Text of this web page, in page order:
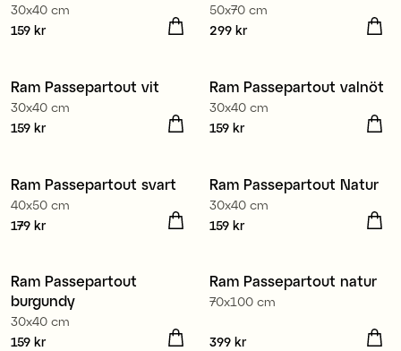
30x40 cm
Pris :159 kr
159 kr
50x70 cm
Pris :299 kr
299 kr
3 för 2
Ram Passepartout vit
30x40 cm
Pris :159 kr
159 kr
3 för 2
Ram Passepartout valnöt
30x40 cm
Pris :159 kr
159 kr
3 för 2
Ram Passepartout svart
40x50 cm
Pris :179 kr
179 kr
3 för 2
Ram Passepartout Natur
30x40 cm
Pris :159 kr
159 kr
3 för 2
Ram Passepartout
burgundy
30x40 cm
Pris :159 kr
159 kr
3 för 2
Ram Passepartout natur
70x100 cm
Pris :399 kr
399 kr